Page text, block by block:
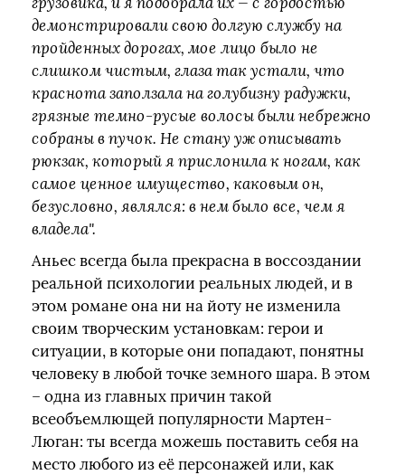
демонстрировали свою долгую службу на
пройденных дорогах, мое лицо было не
слишком чистым, глаза так устали, что
краснота заползала на голубизну радужки,
грязные темно-русые волосы были небрежно
собраны в пучок. Не стану уж описывать
рюкзак, который я прислонила к ногам, как
самое ценное имущество, каковым он,
безусловно, являлся: в нем было все, чем я
владела".
Аньес всегда была прекрасна в воссоздании
реальной психологии реальных людей, и в
этом романе она ни на йоту не изменила
своим творческим установкам: герои и
ситуации, в которые они попадают, понятны
человеку в любой точке земного шара. В этом
– одна из главных причин такой
всеобъемлющей популярности Мартен-
Люган: ты всегда можешь поставить себя на
место любого из её персонажей или, как